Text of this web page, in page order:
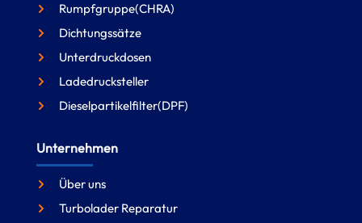
Rumpfgruppe(CHRA)
Dichtungssätze
Unterdruckdosen
Ladedrucksteller
Dieselpartikelfilter(DPF)
Unternehmen
Über uns
Turbolader Reparatur